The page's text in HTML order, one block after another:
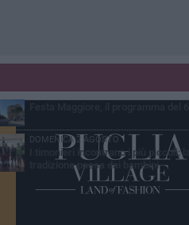
Mini Carro, una tradizione che
GIOVEDÌ 6 AGOSTO
DOMENICA 2 AGOSTO
I timonieri incontrano i più piccoli: la
tradizione passa dai bambini